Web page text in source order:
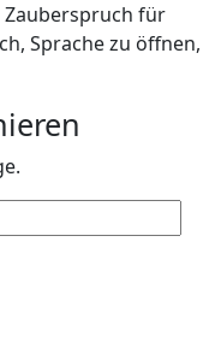
Zauberspruch für
Sprache zu öffnen,